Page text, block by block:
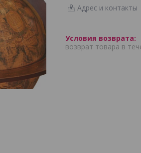
Адрес и контакты
возврат товара в